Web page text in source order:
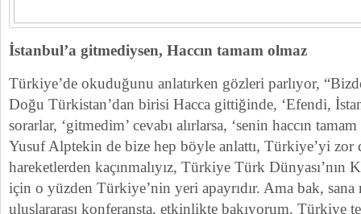
​İstanbul’a gitmediysen, Haccın tamam olmaz
Türkiye’de okuduğunu anlatırken gözleri parlıyor,
Doğu Türkistan’dan birisi Hacca gittiğinde, ‘Efendi,
sorarlar, ‘gitmedim’ cevabı alırlarsa, ‘senin haccın
Yusuf Alptekin de bize hep böyle anlattı, Türkiye’yi zor
hareketlerden kaçınmalıyız, Türkiye Türk Dünyası’nın
için o yüzden Türkiye’nin yeri apayrıdır. Ama bak,
uluslararası konferansta, etkinlikte bakıyorum, Türkiye